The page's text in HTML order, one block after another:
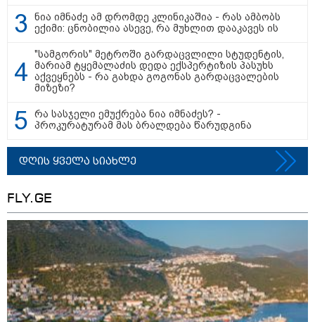
თბილისი - ანტალია 769.50
თბილისი - ჰერაკლიონი 1761.90
ლარიდან
თბილისი - რომი 799.30 ლარიდან
ნია იმნაძე ამ დრომდე კლინიკაშია - რას ამბობს
ექიმი: ცნობილია ასევე, რა მუხლით დააკავეს ის
"სამგორის" მეტროში გარდაცვლილი სტუდენტის,
მარიამ ტყემალაძის დედა ექსპერტიზის პასუხს
აქვეყნებს - რა გახდა გოგონას გარდაცვალების
მიზეზი?
რა სასჯელი ემუქრება ნია იმნაძეს? -
პროკურატურამ მას ბრალდება წარუდგინა
დღის ყველა სიახლე
FLY.GE